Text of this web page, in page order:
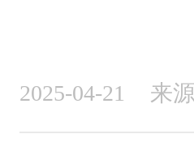
2025-04-21 来